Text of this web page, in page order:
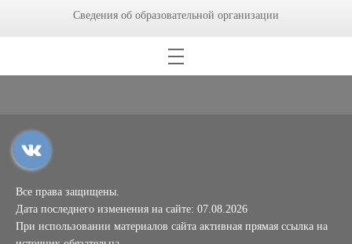
Сведения об образовательной организации
Все права защищены.
Дата последнего изменения на сайте: 07.08.2026
При использовании материалов сайта активная прямая ссылка на